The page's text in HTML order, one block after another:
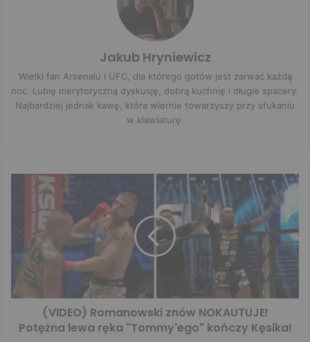
Jakub Hryniewicz
Wielki fan Arsenalu i UFC, dla którego gotów jest zarwać każdą
noc. Lubię merytoryczną dyskusję, dobrą kuchnię i długie spacery.
Najbardziej jednak kawę, która wiernie towarzyszy przy stukaniu
w klawiaturę.
(VIDEO) Romanowski znów NOKAUTUJE!
Potężna lewa ręka "Tommy'ego" kończy Kęsika!